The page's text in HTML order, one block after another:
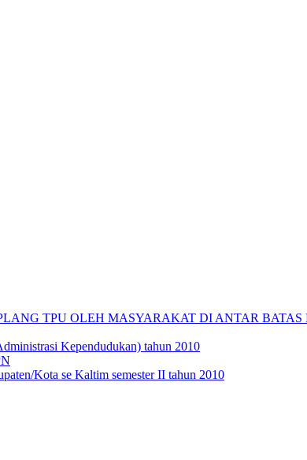
TPU OLEH MASYARAKAT DI ANTAR
Kependudukan) tahun 2010
Kota se Kaltim semester II tahun 2010